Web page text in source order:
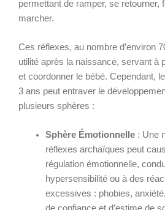
permettant de ramper, se retourner,
marcher.
Ces réflexes, au nombre d’environ
utilité après la naissance, servant à
et coordonner le bébé. Cependant,
3 ans peut entraver le
plusieurs sphères :
Sphère Émotionnelle: Une
réflexes archaïques peut
régulation émotionnelle,
hypersensibilité ou à des
excessives : phobies,